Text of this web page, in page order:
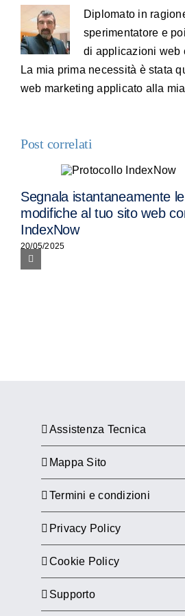
Diplomato in
sperimentatore e
di applicazioni web
La mia prima necessità è stata
web marketing applicato alla
Post correlati
Segnala istantaneamente le
modifiche al tuo sito web
IndexNow
20/05/2025
Assistenza Tecnica
Mappa Sito
Termini e condizioni
Privacy Policy
Cookie Policy
Supporto